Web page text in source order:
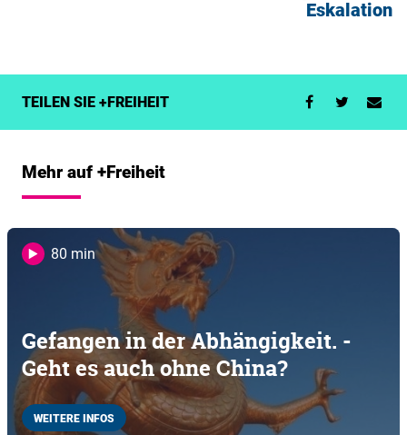
Eskalation
TEILEN SIE +FREIHEIT
Mehr auf +Freiheit
80 min
Gefangen in der Abhängigkeit. -
Geht es auch ohne China?
WEITERE INFOS